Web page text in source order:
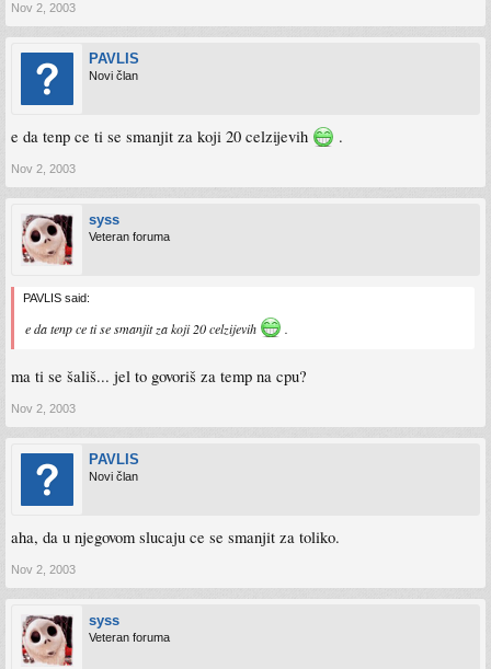
Nov 2, 2003
PAVLIS
Novi član
e da tenp ce ti se smanjit za koji 20 celzijevih .
Nov 2, 2003
syss
Veteran foruma
PAVLIS said:
e da tenp ce ti se smanjit za koji 20 celzijevih .
ma ti se šališ... jel to govoriš za temp na cpu?
Nov 2, 2003
PAVLIS
Novi član
aha, da u njegovom slucaju ce se smanjit za toliko.
Nov 2, 2003
syss
Veteran foruma